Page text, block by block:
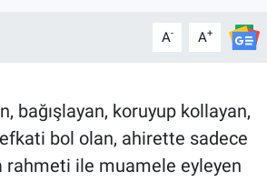
A- A+
bağışlayan, koruyup kollayan,
bol olan, ahirette sadece
rahmeti ile muamele eyleyen